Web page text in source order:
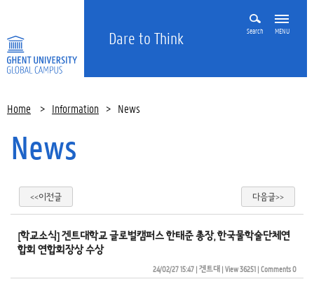
Dare to Think Search MENU
Home > Information > News
News
<<이전글 다음글>>
[학교소식] 겐트대학교 글로벌캠퍼스 한태준 총장, 한국물학술단체연
합회 연합회장상 수상
24/02/27 15:47| 겐트대| View 36251| Comments 0